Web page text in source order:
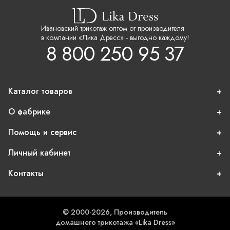
Ивановский трикотаж оптом от производителя
в компании «Лика Дресс» - выгодно каждому!
8 800 250 95 37
Каталог товаров
О фабрике
Помощь и сервис
Личный кабинет
Контакты
© 2000-2026, Производитель
домашнего трикотажа «Lika Dress»